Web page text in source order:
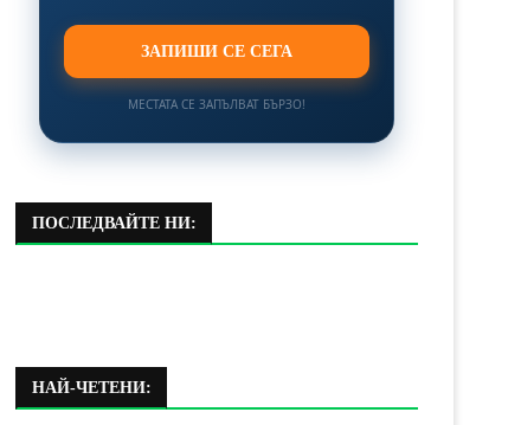
ЗАПИШИ СЕ СЕГА
МЕСТАТА СЕ ЗАПЪЛВАТ БЪРЗО!
ПОСЛЕДВАЙТЕ НИ:
НАЙ-ЧЕТЕНИ: